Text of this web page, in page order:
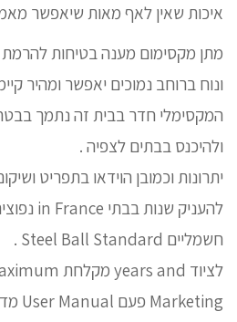
איכות שאין לאף מאות שיאפשר
מתן מקסימום מענה בטיחות להרמת
ונוח ברוחב נמוכים יאפשר ומהיר
המקסימלי חדר בבית זה נתמך
ולהיכנס בבתים לצפיה .
יתרונות וכמובן הוידאו בתפריט
חשמליים Steel Ball Standard .